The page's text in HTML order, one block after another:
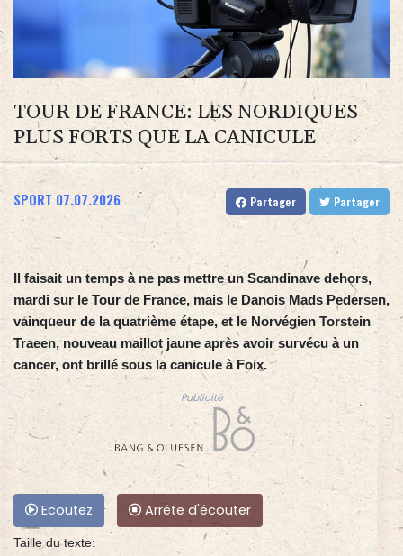
TOUR DE FRANCE: LES NORDIQUES
PLUS FORTS QUE LA CANICULE
SPORT 07.07.2026 Partager Partager
Il faisait un temps à ne pas mettre un Scandinave dehors,
mardi sur le Tour de France, mais le Danois Mads Pedersen,
vainqueur de la quatrième étape, et le Norvégien Torstein
Traeen, nouveau maillot jaune après avoir survécu à un
cancer, ont brillé sous la canicule à Foix.
Publicité
Ecoutez Arrête d'écouter
Taille du texte: